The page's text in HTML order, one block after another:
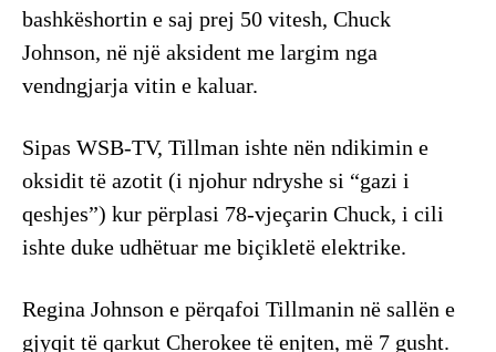
bashkëshortin e saj prej 50 vitesh, Chuck
Johnson, në një aksident me largim nga
vendngjarja vitin e kaluar.
Sipas WSB-TV, Tillman ishte nën ndikimin e
oksidit të azotit (i njohur ndryshe si “gazi i
qeshjes”) kur përplasi 78-vjeçarin Chuck, i cili
ishte duke udhëtuar me biçikletë elektrike.
Regina Johnson e përqafoi Tillmanin në sallën e
gjyqit të qarkut Cherokee të enjten, më 7 gusht.